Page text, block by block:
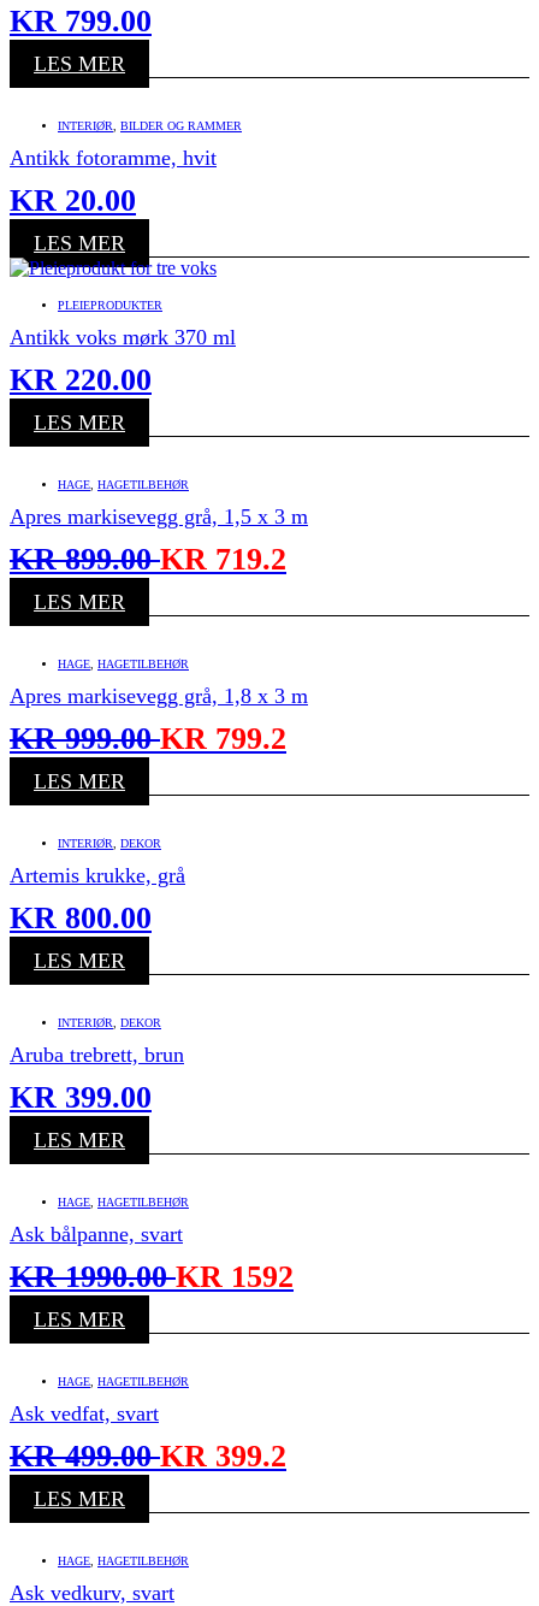
KR 799.00
LES MER
INTERIØR BILDER OG RAMMER
Antikk fotoramme, hvit
KR 20.00
LES MER
PLEIEPRODUKTER
Antikk voks mørk 370 ml
KR 220.00
LES MER
HAGE HAGETILBEHØR
Apres markisevegg grå, 1,5 x 3 m
KR899.00KR 719.2
LES MER
HAGE HAGETILBEHØR
Apres markisevegg grå, 1,8 x 3 m
KR999.00KR 799.2
LES MER
INTERIØR DEKOR
Artemis krukke, grå
KR 800.00
LES MER
INTERIØR DEKOR
Aruba trebrett, brun
KR 399.00
LES MER
HAGE HAGETILBEHØR
Ask bålpanne, svart
KR1990.00KR 1592
LES MER
HAGE HAGETILBEHØR
Ask vedfat, svart
KR499.00KR 399.2
LES MER
HAGE HAGETILBEHØR
Ask vedkurv, svart